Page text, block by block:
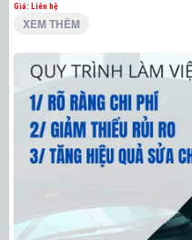
Giá: Liên hệ
XEM THÊM